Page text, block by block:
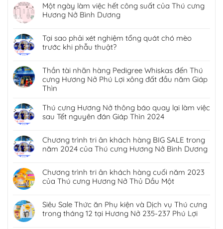
Một ngày làm việc hết công suất của Thú cưng
Hương Nở Bình Dương
Tại sao phải xét nghiệm tổng quát chó mèo
trước khi phẫu thuật?
Thần tài nhãn hàng Pedigree Whiskas đến Thú
cưng Hương Nở Phú Lợi xông đất đầu năm Giáp
Thìn
Thú cưng Hương Nở thông báo quay lại làm việc
sau Tết nguyên đán Giáp Thìn 2024
Chương trình tri ân khách hàng BIG SALE trong
năm 2024 của Thú cưng Hương Nở Bình Dương
Chương trình tri ân khách hàng cuối năm 2023
của Thú cưng Hương Nở Thủ Dầu Một
Siêu Sale Thức ăn Phụ kiện và Dịch vụ Thú cưng
trong tháng 12 tại Hương Nở 235-237 Phú Lợi